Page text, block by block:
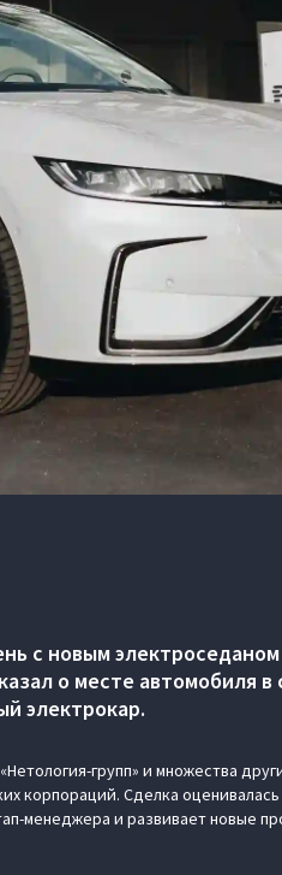
с новым электроседаном
о месте автомобиля
электрокар.
групп» и множества
корпораций. Сделка оценивалась
менеджера и развивает новые